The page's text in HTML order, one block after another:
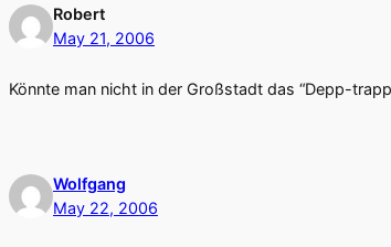
Robert
May 21, 2006
Könnte man nicht in der Großstadt das “Depp-
Wolfgang
May 22, 2006